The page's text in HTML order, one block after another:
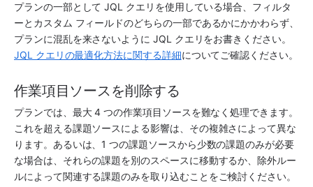
プランの一部として JQL クエリを使用している場合、フィルタ
ーとカスタム フィールドのどちらの一部であるかにかかわらず、
プランに混乱を来さないように JQL クエリをお書きください。
JQL クエリの最適化方法に関する詳細についてご確認ください。
作業項目ソースを削除する
プランでは、最大 4 つの作業項目ソースを難なく処理できます。
これを超える課題ソースによる影響は、その複雑さによって異な
ります。あるいは、1 つの課題ソースから少数の課題のみが必要
な場合は、それらの課題を別のスペースに移動するか、除外ルー
ルによって関連する課題のみを取り込むことをご検討ください。